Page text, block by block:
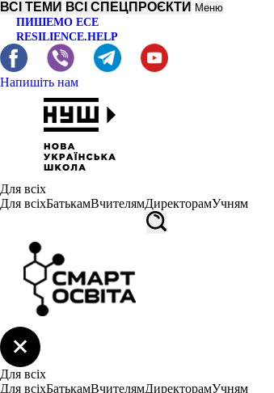
ВСІ ТЕМИ ВСІ СПЕЦПРОЄКТИ Меню
ПИШЕМО ЕСЕ
RESILIENCE.HELP
Напишіть нам
Для всіх
Для всіхБатькамВчителямДиректорамУчням
Для всіх
Для всіхБатькамВчителямДиректорамУчням